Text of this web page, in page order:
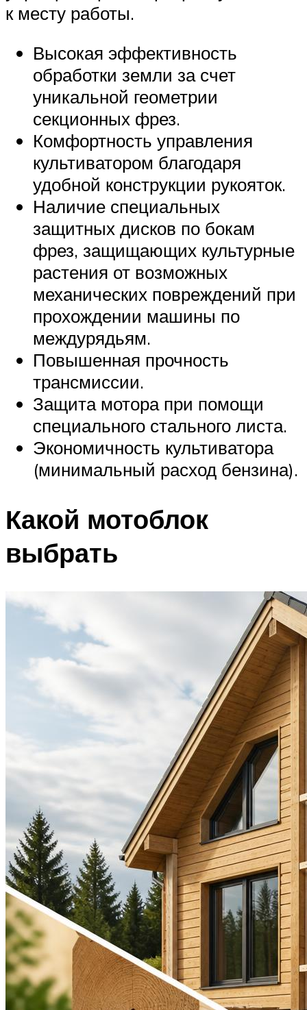
к месту работы.
Высокая эффективность
обработки земли за счет
уникальной геометрии
секционных фрез.
Комфортность управления
культиватором благодаря
удобной конструкции рукояток.
Наличие специальных
защитных дисков по бокам
фрез, защищающих культурные
растения от возможных
механических повреждений при
прохождении машины по
междурядьям.
Повышенная прочность
трансмиссии.
Защита мотора при помощи
специального стального листа.
Экономичность культиватора
(минимальный расход бензина).
Какой мотоблок
выбрать